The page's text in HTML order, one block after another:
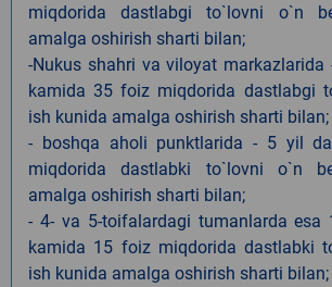
miqdorida dastlabgi to`lovni o`n
amalga oshirish sharti bilan;
-Nukus shahri va viloyat
kamida 35 foiz miqdorida dastlabgi
ish kunida amalga oshirish sharti bilan;
- boshqa aholi punktlarida - 5 yil
miqdorida dastlabki to`lovni o`n
amalga oshirish sharti bilan;
- 4- va 5-toifalardagi tumanlarda esa
kamida 15 foiz miqdorida dastlabki
ish kunida amalga oshirish sharti bilan;